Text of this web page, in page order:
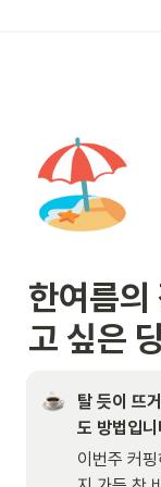
🏖️
한여름의
고 싶은
탈 듯이 뜨
도 방법입
이번주 커